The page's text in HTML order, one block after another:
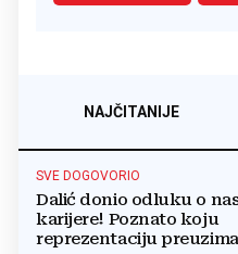
NAJČITANIJE
SVE DOGOVORIO
Dalić donio odluku o
karijere! Poznato koju
reprezentaciju preuzima